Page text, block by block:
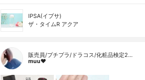
IPSA(イプサ)
ザ・タイムR アクア
販売員/プチプラ/ドラコス/化粧品検定2…
muu❤︎